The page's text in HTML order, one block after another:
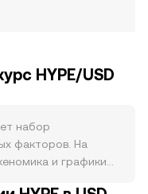
HYPE/USD
набор
факторов. На
и графики